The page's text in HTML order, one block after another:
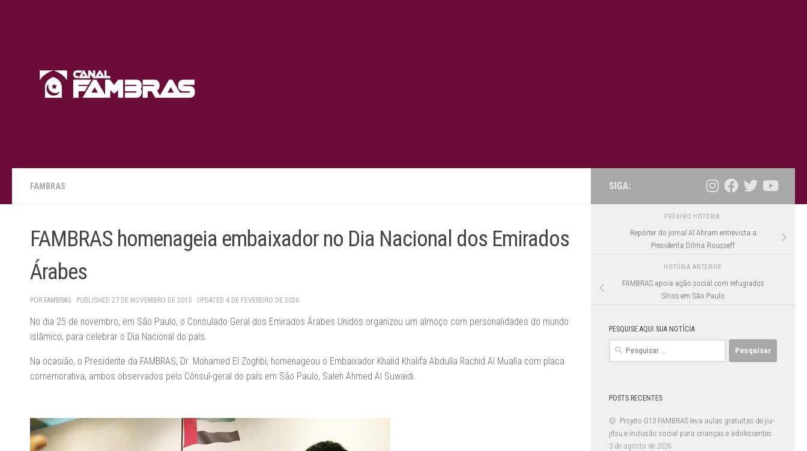
FAMBRAS
FAMBRAS homenageia embaixador no Dia Nacional dos Emirados
Árabes
POR FAMBRAS · PUBLISHED 27 DE NOVEMBRO DE 2015 · UPDATED 4 DE FEVEREIRO DE 2026
No dia 25 de novembro, em São Paulo, o Consulado Geral dos Emirados Árabes Unidos organizou um almoço com personalidades do mundo
islâmico, para celebrar o Dia Nacional do país.
Na ocasião, o Presidente da FAMBRAS, Dr. Mohamed El Zoghbi, homenageou o Embaixador Khalid Khalifa Abdulla Rachid Al Mualla com placa
comemorativa, ambos observados pelo Cônsul-geral do país em São Paulo, Saleh Ahmed Al Suwaidi.
SIGA:
PRÓXIMO HISTÓRIA
Repórter do jornal Al Ahram entrevista a
Presidenta Dilma Rousseff
HISTÓRIA ANTERIOR
FAMBRAS apoia ação social com refugiados
Sírios em São Paulo
PESQUISE AQUI SUA NOTÍCIA
Pesquisar
POSTS RECENTES
Projeto G13 FAMBRAS leva aulas gratuitas de jiu-
jítsu e inclusão social para crianças e adolescentes
3 de agosto de 2026